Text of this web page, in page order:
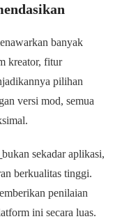
banyak
kreator, fitur
pilihan
versi mod, semua
bukan sekadar aplikasi,
berkualitas tinggi.
penilaian
ini secara luas.